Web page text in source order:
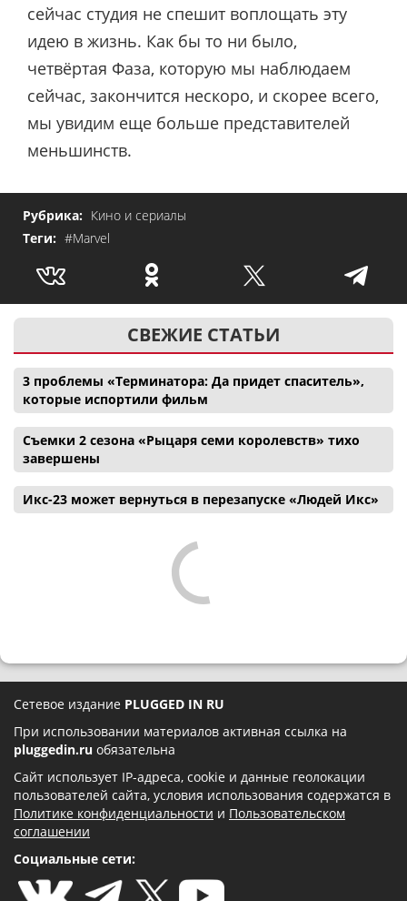
сейчас студия не спешит воплощать эту
идею в жизнь. Как бы то ни было,
четвёртая Фаза, которую мы наблюдаем
сейчас, закончится нескоро, и скорее всего,
мы увидим еще больше представителей
меньшинств.
Рубрика: Кино и сериалы
Теги: #Marvel
СВЕЖИЕ СТАТЬИ
3 проблемы «Терминатора: Да придет спаситель»,
которые испортили фильм
Съемки 2 сезона «Рыцаря семи королевств» тихо
завершены
Икс-23 может вернуться в перезапуске «Людей Икс»
Сетевое издание PLUGGED IN RU
При использовании материалов активная ссылка на
pluggedin.ru обязательна
Сайт использует IP-адреса, cookie и данные геолокации
пользователей сайта, условия использования содержатся в
Политике конфиденциальности и Пользовательском
соглашении
Социальные сети: